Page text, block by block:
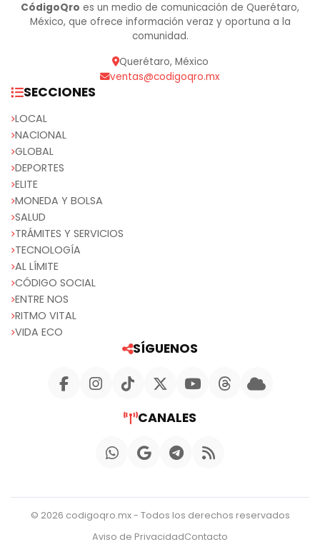
CódigoQro es un medio de comunicación de Querétaro,
México, que ofrece información veraz y oportuna a la
comunidad.
Querétaro, México
ventas@codigoqro.mx
SECCIONES
LOCAL
NACIONAL
GLOBAL
DEPORTES
ELITE
MONEDA Y BOLSA
SALUD
TRÁMITES Y SERVICIOS
TECNOLOGÍA
AL LÍMITE
CÓDIGO SOCIAL
ENTRE NOS
RITMO VITAL
VIDA ECO
SÍGUENOS
CANALES
© 2026 codigoqro.mx - Todos los derechos reservados
Aviso de PrivacidadContacto